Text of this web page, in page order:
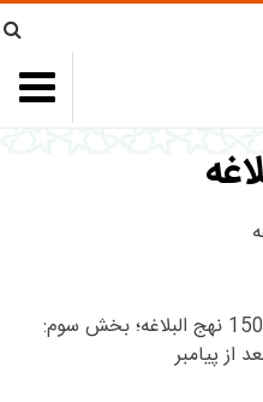
ترجمه و شرح خطبه 150 نهج البلاغه؛ بخش سوم:
از پیامبر